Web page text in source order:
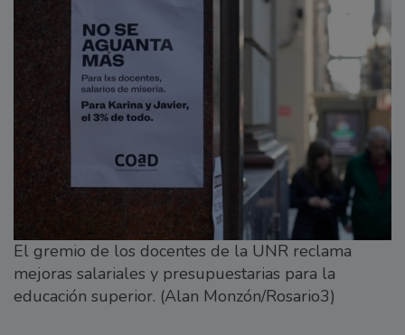
El gremio de los docentes de la UNR reclama
mejoras salariales y presupuestarias para la
educación superior. (Alan Monzón/Rosario3)